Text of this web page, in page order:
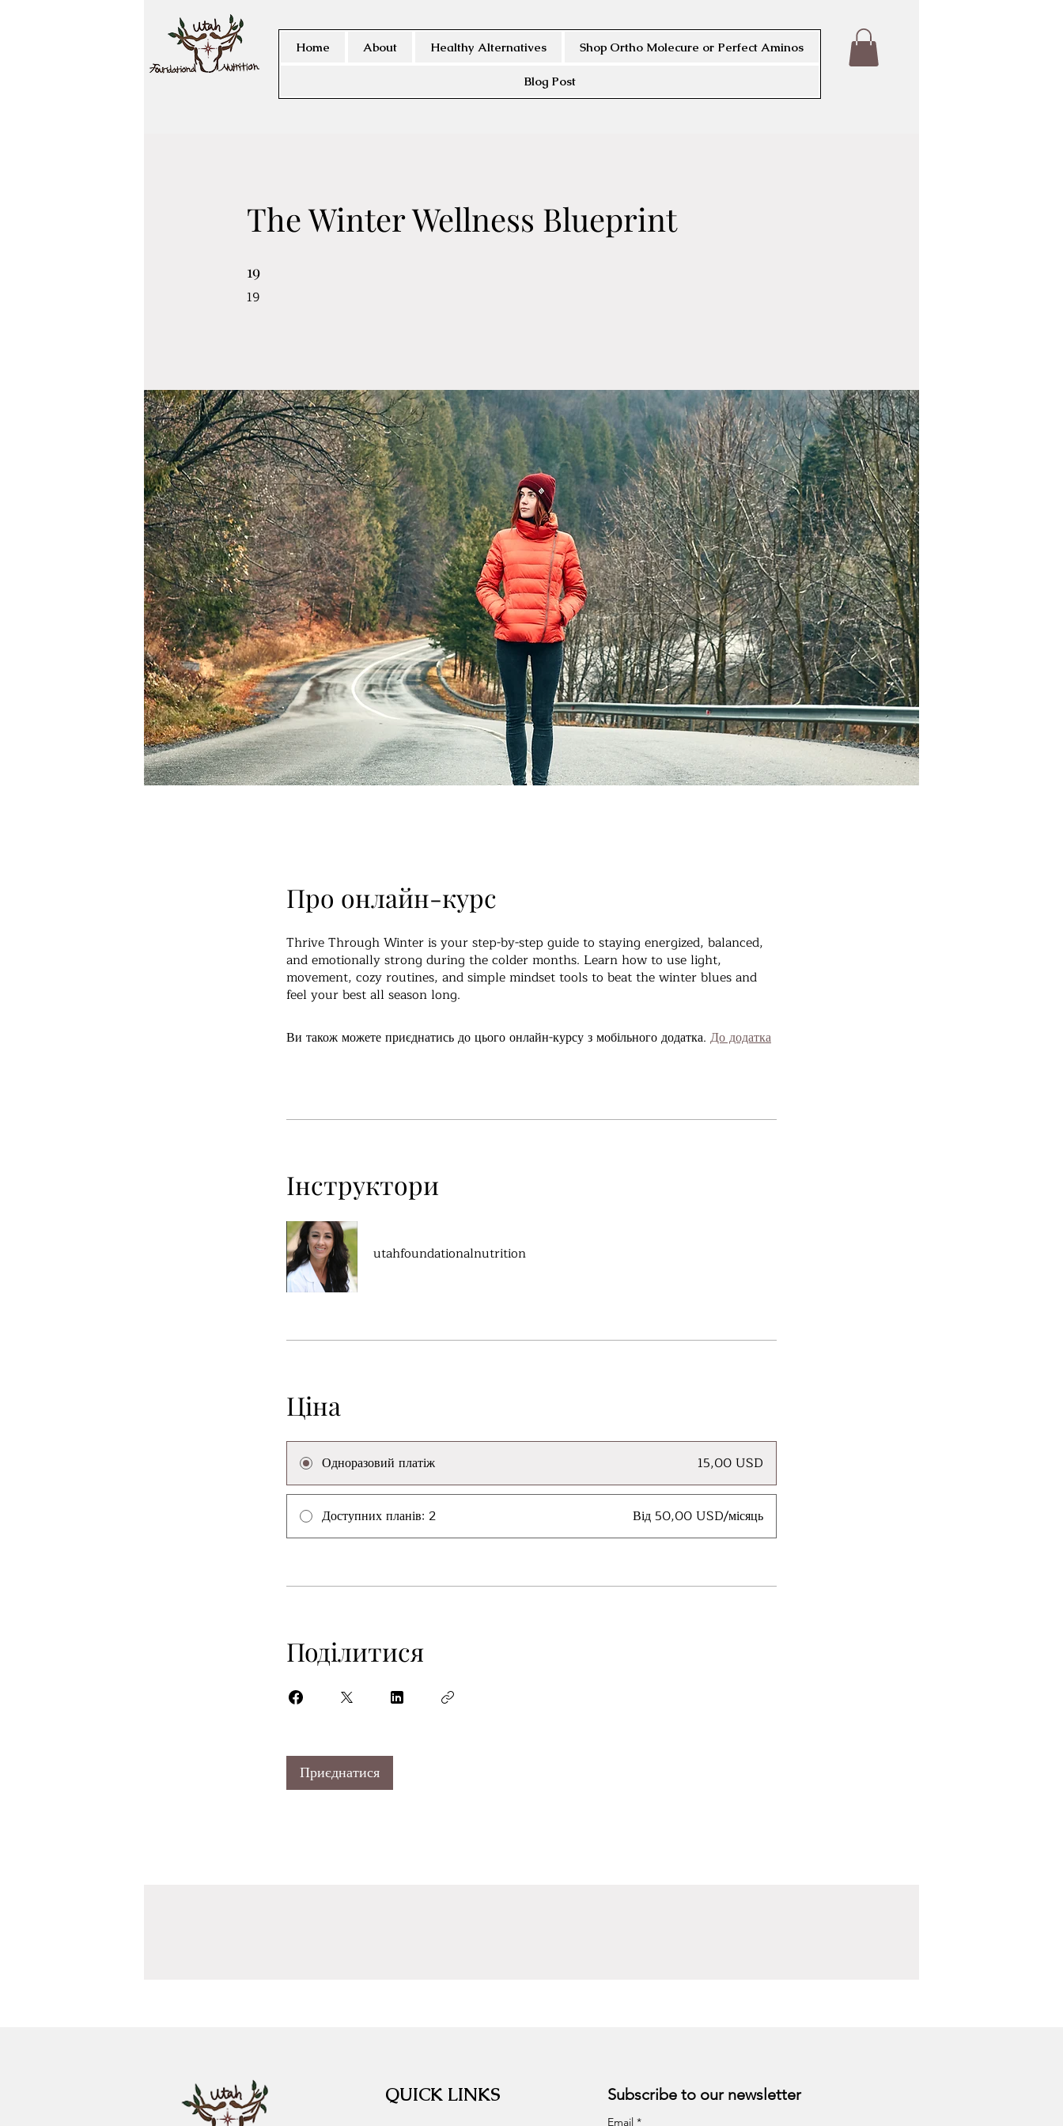
Home About Healthy Alternatives Shop Ortho Molecure or Perfect Aminos
Blog Post
The Winter Wellness Blueprint
19
19
Про онлайн-курс
Thrive Through Winter is your step-by-step guide to staying energized, balanced,
and emotionally strong during the colder months. Learn how to use light,
movement, cozy routines, and simple mindset tools to beat the winter blues and
feel your best all season long.
Ви також можете приєднатись до цього онлайн-курсу з мобільного додатка. До додатка
Інструктори
utahfoundationalnutrition
Ціна
Одноразовий платіж 15,00 USD
Доступних планів: 2 Від 50,00 USD/місяць
Поділитися
Приєднатися
QUICK LINKS Subscribe to our newsletter
Email *